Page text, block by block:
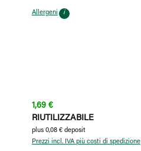
Allergeni i
Prezzo normale:
1,69 €
RIUTILIZZABILE
plus 0,08 € deposit
Prezzi incl. IVA più costi di spedizione